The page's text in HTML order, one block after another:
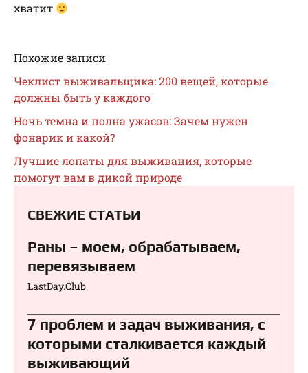
хватит
Похожие записи
Чеклист выживальщика: 200 вещей, которые
должны быть у каждого
Ночь темна и полна ужасов: Зачем нужен
фонарик и какой?
Лучшие лопаты для выживания, которые
помогут вам в дикой природе
СВЕЖИЕ СТАТЬИ
Раны – моем, обрабатываем,
перевязываем⁠⁠
LastDay.Club
7 проблем и задач выживания, с
которыми сталкивается каждый
выживающий